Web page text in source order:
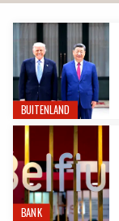
BUITENLAND
BANK